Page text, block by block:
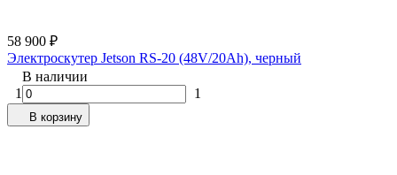
58 900 ₽
Электроскутер Jetson RS-20 (48V/20Ah), черный
В наличии
1
1
В корзину